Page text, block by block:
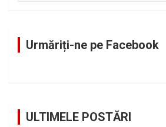
Urmăriți-ne pe Facebook
ULTIMELE POSTĂRI